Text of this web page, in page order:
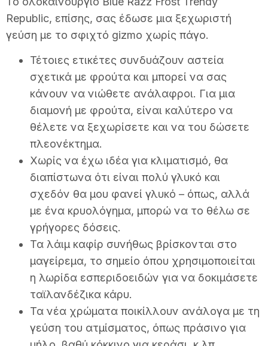
Republic, επίσης, σας έδωσε μια ξεχωριστή
γεύση με το σφιχτό gizmo χωρίς πάγο.
Τέτοιες ετικέτες συνδυάζουν αστεία
σχετικά με φρούτα και μπορεί να σας
κάνουν να νιώθετε ανάλαφροι. Για μια
διαμονή με φρούτα, είναι καλύτερο να
θέλετε να ξεχωρίσετε και να του δώσετε
πλεονέκτημα.
Χωρίς να έχω ιδέα για κλιματισμό, θα
διαπίστωνα ότι είναι πολύ γλυκό και
σχεδόν θα μου φανεί γλυκό – όπως, αλλά
με ένα κρυολόγημα, μπορώ να το θέλω σε
γρήγορες δόσεις.
Τα λάιμ καφίρ συνήθως βρίσκονται στο
μαγείρεμα, το σημείο όπου χρησιμοποιείται
η λωρίδα εσπεριδοειδών για να δοκιμάσετε
ταϊλανδέζικα κάρυ.
Τα νέα χρώματα ποικίλλουν ανάλογα με τη
γεύση του ατμίσματος, όπως πράσινο για